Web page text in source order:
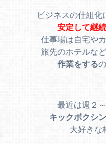
ビジネスの仕組化
安定して継
仕事場は自宅や
旅先のホテルなど
作業をする
最近は週２
キックボクシ
大好きな